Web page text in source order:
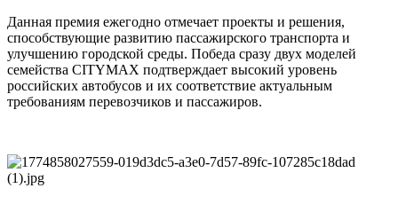
Данная премия ежегодно отмечает проекты и решения,
способствующие развитию пассажирского транспорта и
улучшению городской среды. Победа сразу двух моделей
семейства CITYMAX подтверждает высокий уровень
российских автобусов и их соответствие актуальным
требованиям перевозчиков и пассажиров.